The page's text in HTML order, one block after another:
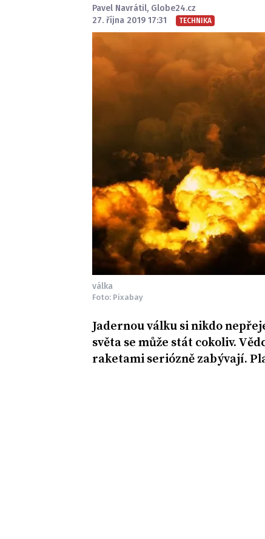
Pavel Navrátil, Globe24.cz
27. října 2019 17:31
TECHNIKA
válka
Foto: Pixabay
Jadernou válku si nikdo
světa se může stát cokoliv.
raketami seriózně zabývají.